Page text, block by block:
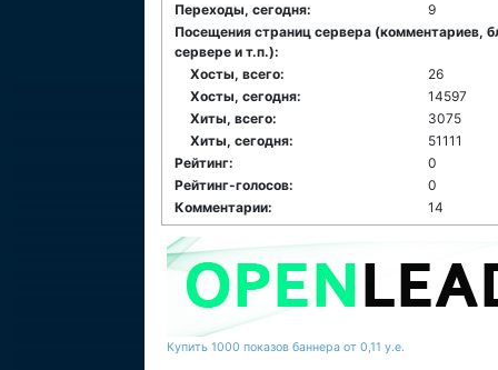
Переходы, сегодня:
9
Посещения страниц сервера (комментариев,
сервере и т.п.):
Хосты, всего:
26
Хосты, сегодня:
14597
Хиты, всего:
3075
Хиты, сегодня:
51111
Рейтинг:
0
Рейтинг-голосов:
0
Комментарии:
14
Купить 1000 показов баннера от 0,11 у.е.